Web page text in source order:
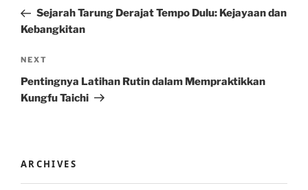
PostSejarah Tarung Derajat Tempo Dulu: Kejayaan dan
Kebangkitan
Next
Post
NEXT
Pentingnya Latihan Rutin dalam Mempraktikkan
Kungfu Taichi
ARCHIVES